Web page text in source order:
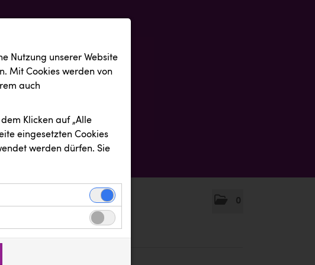
0
Nutzung unserer Website
Mit Cookies werden von
auch
Klicken auf „Alle
eingesetzten Cookies
werden dürfen. Sie
für die einwandfreie